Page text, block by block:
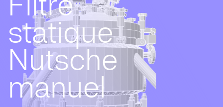
statique
Nutsche
manuel